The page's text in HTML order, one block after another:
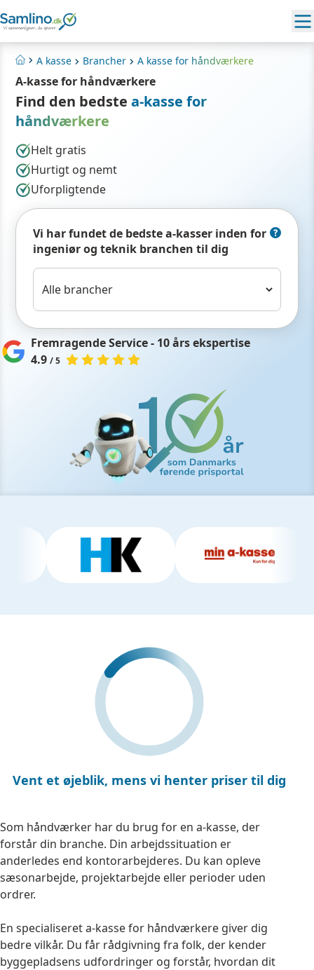
A kasse Brancher A kasse for håndværkere
A-kasse for håndværkere
Find den bedste a-kasse for
håndværkere
Helt gratis
Hurtigt og nemt
Uforpligtende
Vi har fundet de bedste a-kasser inden for
ingeniør og teknik branchen til dig
Fremragende Service - 10 års ekspertise
4.9/ 5
Vent et øjeblik, mens vi henter priser til dig
Som håndværker har du brug for en a-kasse, der
forstår din branche. Din arbejdssituation er
anderledes end kontorarbejderes. Du kan opleve
sæsonarbejde, projektarbejde eller perioder uden
ordrer.
En specialiseret a-kasse for håndværkere giver dig
bedre vilkår. Du får rådgivning fra folk, der kender
byggepladsens udfordringer og forstår, hvordan dit